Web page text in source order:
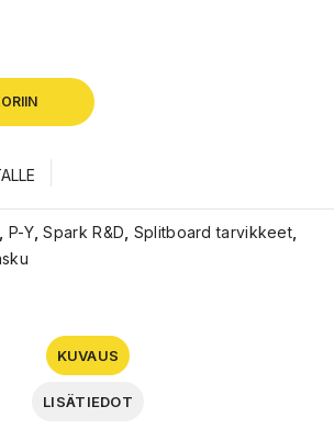
, P-Y,Spark R&D, Splitboard tarvikkeet,
KUVAUS
LISÄTIEDOT